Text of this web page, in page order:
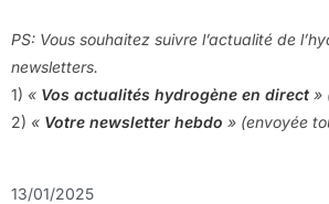
PS: Vous souhaitez suivre l’actualité de
newsletters.
1) « Vos actualités hydrogène en direct »
2) « Votre newsletter hebdo » (envoyée
13/01/2025